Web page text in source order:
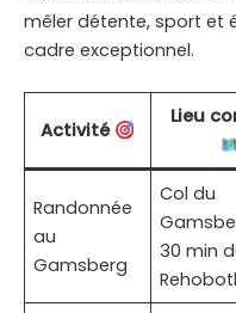
mêler détente, sport et
cadre exceptionnel.
Activité
Lieu
Randonnée
au
Gamsberg
Col du
30 min